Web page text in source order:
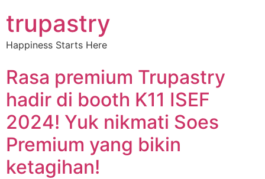
trupastry
Happiness Starts Here
Rasa premium Trupastry
hadir di booth K11 ISEF
2024! Yuk nikmati Soes
Premium yang bikin
ketagihan!